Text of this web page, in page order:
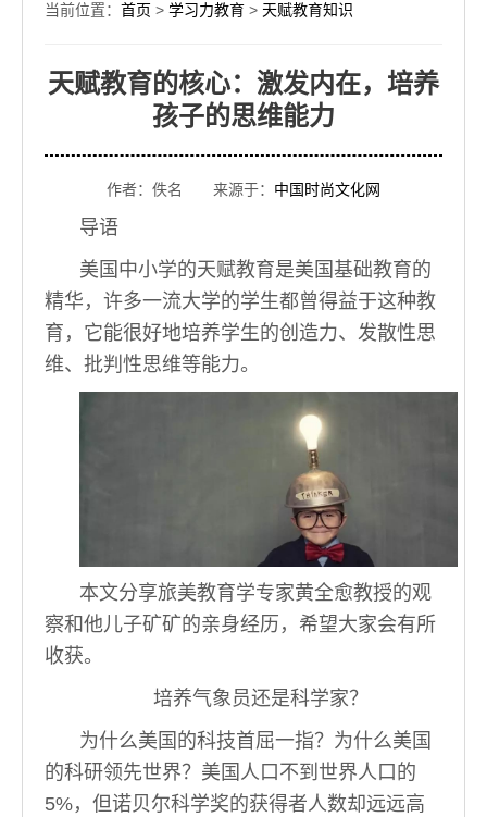
当前位置： 首页 > 学习力教育 > 天赋教育知识
天赋教育的核心：激发内在，培养
孩子的思维能力
作者：佚名 来源于： 中国时尚文化网
导语
美国中小学的天赋教育是美国基础教育的
精华，许多一流大学的学生都曾得益于这种教
育，它能很好地培养学生的创造力、发散性思
维、批判性思维等能力。
本文分享旅美教育学专家黄全愈教授的观
察和他儿子矿矿的亲身经历，希望大家会有所
收获。
培养气象员还是科学家？
为什么美国的科技首屈一指？为什么美国
的科研领先世界？美国人口不到世界人口的
5%，但诺贝尔科学奖的获得者人数却远远高